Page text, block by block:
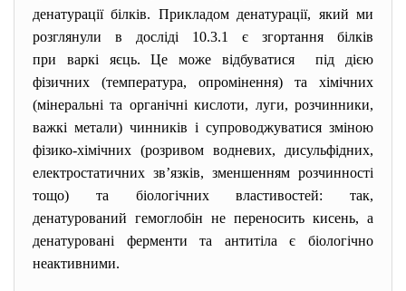
денатурації білків. Прикладом денатурації, який ми
розглянули в досліді 10.3.1 є згортання білків
при варкі яєць. Це може відбуватися під дією
фізичних (температура, опромінення) та хімічних
(мінеральні та органічні кислоти, луги, розчинники,
важкі метали) чинників і супроводжуватися зміною
фізико-хімічних (розривом водневих, дисульфідних,
електростатичних зв’язків, зменшенням розчинності
тощо) та біологічних властивостей: так,
денатурований гемоглобін не переносить кисень, а
денатуровані ферменти та антитіла є біологічно
неактивними.